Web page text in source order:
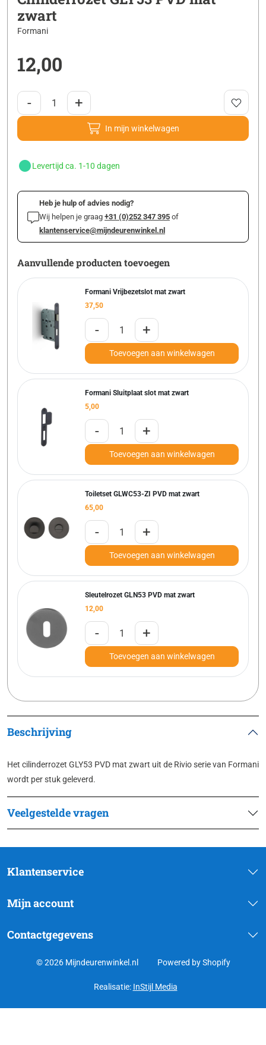
zwart
Formani
12,00
- +
In mijn winkelwagen
Levertijd ca. 1-10 dagen
Heb je hulp of advies nodig?
Wij helpen je graag +31 (0)252 347 395 of
klantenservice@mijndeurenwinkel.nl
Aanvullende producten toevoegen
Formani Vrijbezetslot mat zwart
37,50
- +
Toevoegen aan winkelwagen
Formani Sluitplaat slot mat zwart
5,00
- +
Toevoegen aan winkelwagen
Toiletset GLWC53-ZI PVD mat zwart
65,00
- +
Toevoegen aan winkelwagen
Sleutelrozet GLN53 PVD mat zwart
12,00
- +
Toevoegen aan winkelwagen
Beschrijving
Het cilinderrozet GLY53 PVD mat zwart uit de Rivio serie van Formani
wordt per stuk geleverd.
Veelgestelde vragen
Klantenservice
Mijn account
Contactgegevens
© 2026 Mijndeurenwinkel.nl Powered by Shopify
Realisatie: InStijl Media